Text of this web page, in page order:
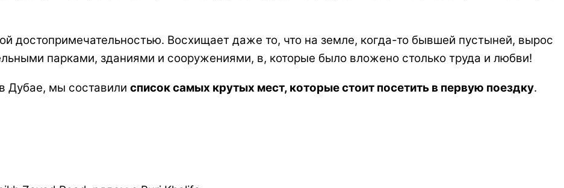
достопримечательностью. Восхищает даже то, что на земле, когда-то бывшей пустыней, вырос
парками, зданиями и сооружениями, в, которые было вложено столько труда и любви!
Дубае, мы составили список самых крутых мест, которые стоит посетить в первую поездку.